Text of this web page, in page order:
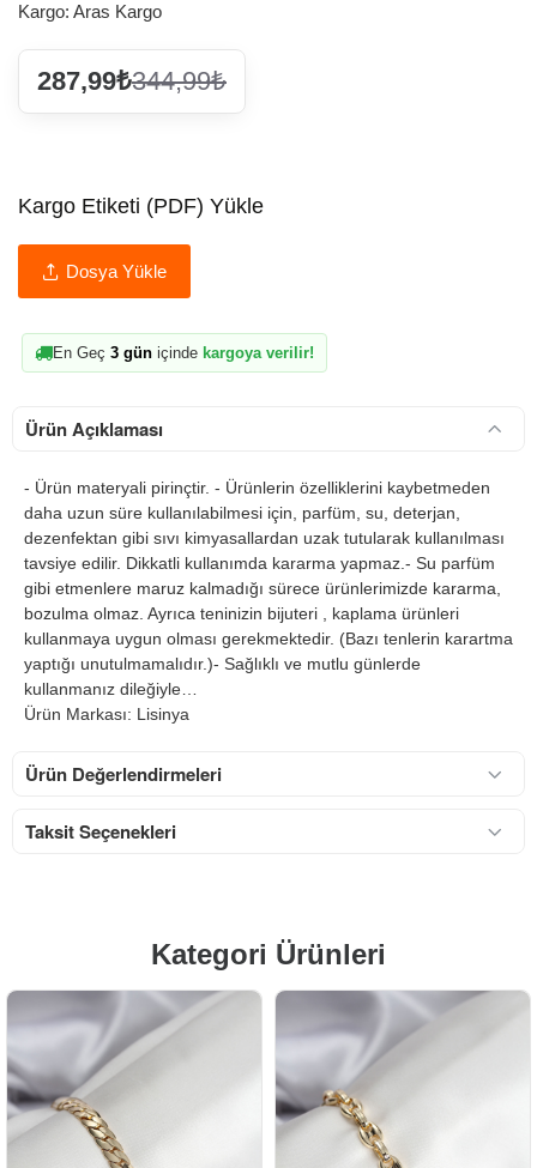
Kargo: Aras Kargo
287,99₺344,99₺
Kargo Etiketi (PDF) Yükle
Dosya Yükle
En Geç 3 gün içinde kargoya verilir!
Ürün Açıklaması
- Ürün materyali pirinçtir. - Ürünlerin özelliklerini kaybetmeden
daha uzun süre kullanılabilmesi için, parfüm, su, deterjan,
dezenfektan gibi sıvı kimyasallardan uzak tutularak kullanılması
tavsiye edilir. Dikkatli kullanımda kararma yapmaz.- Su parfüm
gibi etmenlere maruz kalmadığı sürece ürünlerimizde kararma,
bozulma olmaz. Ayrıca teninizin bijuteri , kaplama ürünleri
kullanmaya uygun olması gerekmektedir. (Bazı tenlerin karartma
yaptığı unutulmamalıdır.)- Sağlıklı ve mutlu günlerde
kullanmanız dileğiyle…
Ürün Markası: Lisinya
Ürün Değerlendirmeleri
Taksit Seçenekleri
Kategori Ürünleri